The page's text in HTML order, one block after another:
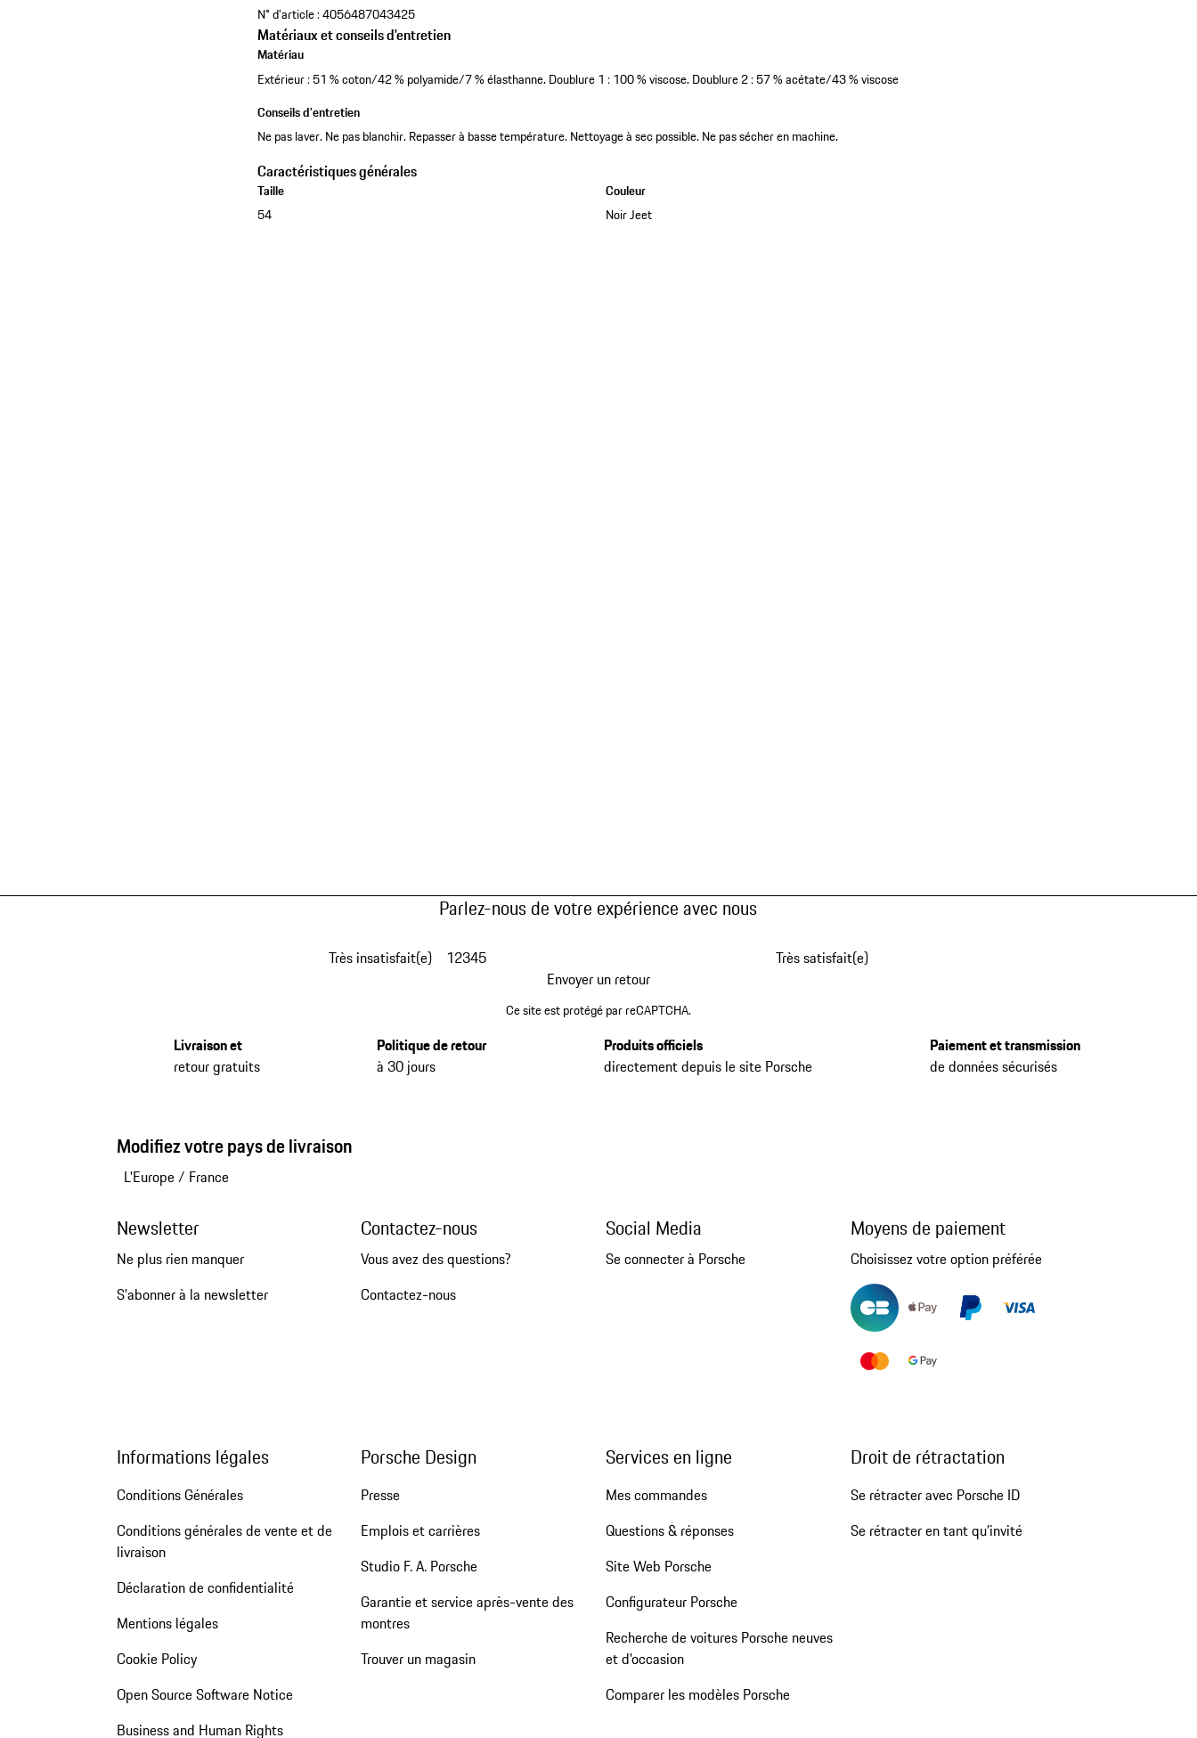
N° d'article :4056487043425
Matériaux et conseils d'entretien
Matériau
Extérieur : 51 % coton/42 % polyamide/7 % élasthanne. Doublure 1 : 100 % viscose. Doublure 2 : 57 % acétate/43 % viscose
Conseils d'entretien
Ne pas laver. Ne pas blanchir. Repasser à basse température. Nettoyage à sec possible. Ne pas sécher en machine.
Caractéristiques générales
Taille
54
Couleur
Noir Jeet
Parlez-nous de votre expérience avec nous
Très insatisfait(e) 12345
Très satisfait(e)
Envoyer un retour
Ce site est protégé par reCAPTCHA.
Livraison et
retour gratuits
Politique de retour
à 30 jours
Produits officiels
directement depuis le site Porsche
Paiement et transmission
de données sécurisés
Modifiez votre pays de livraison
L'Europe/ France
Newsletter
Ne plus rien manquer
S'abonner à la newsletter
Contactez-nous
Vous avez des questions?
Contactez-nous
Social Media
Se connecter à Porsche
Moyens de paiement
Choisissez votre option préférée
Informations légales
Conditions Générales
Conditions générales de vente et de
livraison
Déclaration de confidentialité
Mentions légales
Cookie Policy
Open Source Software Notice
Business and Human Rights
Porsche Design
Presse
Emplois et carrières
Studio F. A. Porsche
Garantie et service après-vente des
montres
Trouver un magasin
Services en ligne
Mes commandes
Questions & réponses
Site Web Porsche
Configurateur Porsche
Recherche de voitures Porsche neuves
et d'occasion
Comparer les modèles Porsche
Droit de rétractation
Se rétracter avec Porsche ID
Se rétracter en tant qu’invité